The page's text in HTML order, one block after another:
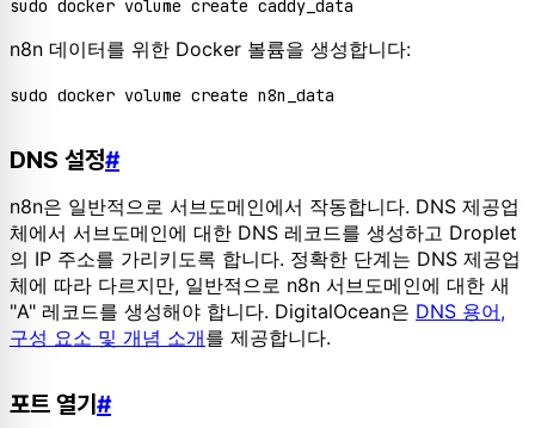
n8n 데이터를 위한 Docker 볼륨을 생성합니다:
DNS 설정#
n8n은 일반적으로 서브도메인에서 작동합니다. DNS 제공업
체에서 서브도메인에 대한 DNS 레코드를 생성하고 Droplet
의 IP 주소를 가리키도록 합니다. 정확한 단계는 DNS 제공업
체에 따라 다르지만, 일반적으로 n8n 서브도메인에 대한 새
"A" 레코드를 생성해야 합니다. DigitalOcean은 DNS 용어,
구성 요소 및 개념 소개를 제공합니다.
포트 열기 #